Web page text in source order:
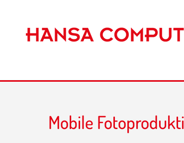
Mobile